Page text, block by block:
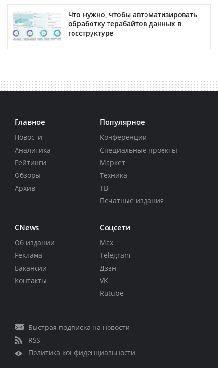
Что нужно, чтобы автоматизировать
обработку терабайтов данных в
госструктуре
Главное
Новости
Аналитика
Рейтинги
Обзоры
Архив
Популярное
Конференции
Специальные проекты
Маркет
Техника
ТВ
Печатные издания
CNews
Об издании
Реклама
Вакансии
Контакты
Соцсети
Max
Telegram
Дзен
VK
Rutube
Быстрая подписка на новости
RSS
Политика конфиденциальности